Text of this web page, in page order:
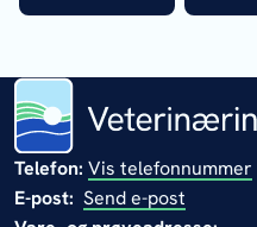
Telefon: Vis telefonnummer
E-post: Send e-post